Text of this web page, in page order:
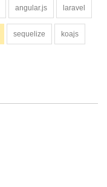
angular.js laravel
sequelize koajs